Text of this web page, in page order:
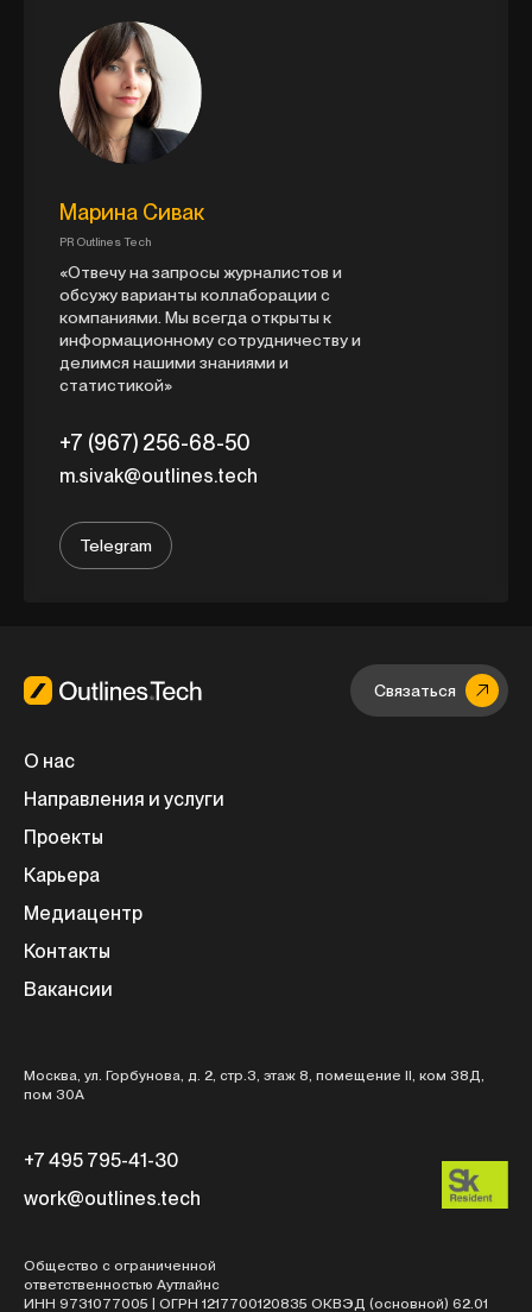
Марина Сивак
PR Outlines Tech
«Отвечу на запросы журналистов и
обсужу варианты коллаборации с
компаниями. Мы всегда открыты к
информационному сотрудничеству и
делимся нашими знаниями и
статистикой»
+7 (967) 256-68-50
m.sivak@outlines.tech
Telegram
Связаться
О нас
Направления и услуги
Проекты
Карьера
Медиацентр
Контакты
Вакансии
Москва, ул. Горбунова, д. 2, стр.3, этаж 8, помещение II, ком 38Д,
пом 30А
+7 495 795-41-30
work@outlines.tech
Общество с ограниченной
ответственностью Аутлайнс
ИНН 9731077005 | ОГРН 1217700120835 ОКВЭД (основной) 62.01